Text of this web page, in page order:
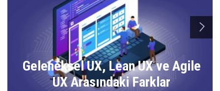
Geleneksel UX, Lean UX ve Agile
UX Arasındaki Farklar